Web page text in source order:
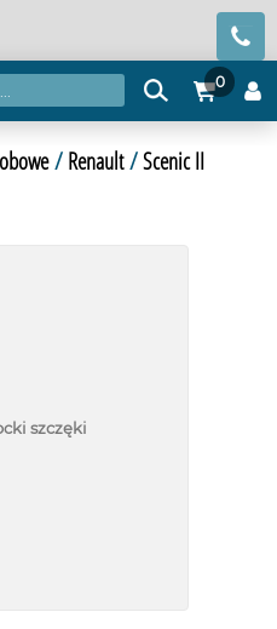
0
/ Renault/Scenic II
szczęki